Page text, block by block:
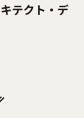
テクト・デ